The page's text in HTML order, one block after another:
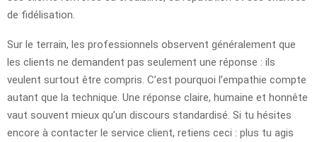
de fidélisation.
Sur le terrain, les professionnels observent généralement que
les clients ne demandent pas seulement une réponse : ils
veulent surtout être compris. C’est pourquoi l’empathie compte
autant que la technique. Une réponse claire, humaine et honnête
vaut souvent mieux qu’un discours standardisé. Si tu hésites
encore à contacter le service client, retiens ceci : plus tu agis